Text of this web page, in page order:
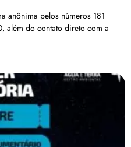
anônima pelos números 181
além do contato direto com a